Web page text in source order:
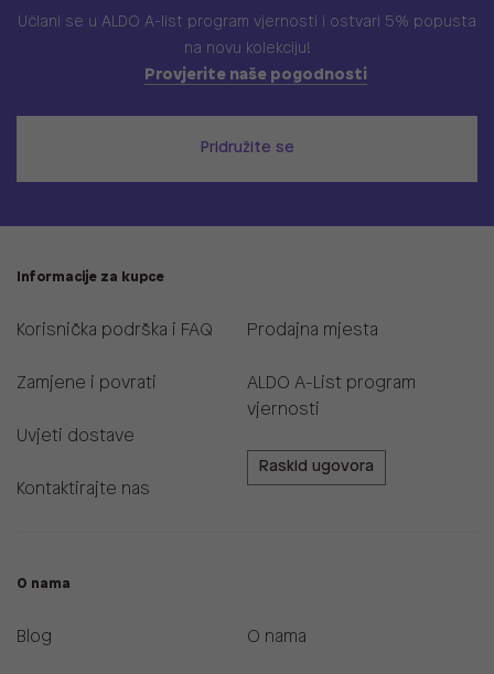
Učlani se u ALDO A-list program vjernosti i ostvari 5% popusta
na novu kolekciju!
Provjerite naše pogodnosti
Pridružite se
Informacije za kupce
Korisnička podrška i FAQ
Zamjene i povrati
Uvjeti dostave
Kontaktirajte nas
Prodajna mjesta
ALDO A-List program
vjernosti
Raskid ugovora
O nama
Blog O nama